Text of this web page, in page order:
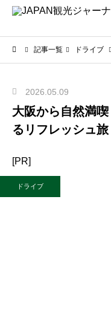
記事一覧 ドライブ
2026.05.09
大阪から自然満
るリフレッシュ旅
[PR]
ドライブ